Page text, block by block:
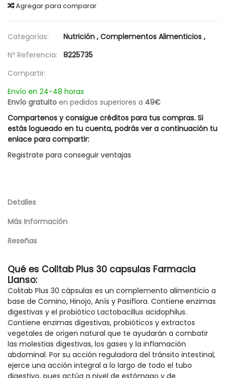
Agregar para comparar
Categorías: Nutrición , Complementos Alimenticios ,
Nº Referencia:
8225735
Compartir:
Envío en 24-48 horas
Envío gratuito en pedidos superiores a 49€
Compartenos y consigue créditos para tus compras. Si
estás logueado en tu cuenta, podrás ver a continuación tu
enlace para compartir:
Registrate para conseguir ventajas
Detalles
Más Información
Reseñas
Qué es Colitab Plus 30 capsulas Farmacia
Llanso:
Colitab Plus 30 cápsulas es un complemento alimenticio a
base de Comino, Hinojo, Anís y Pasiflora. Contiene enzimas
digestivas y el probiótico Lactobacillus acidophilus.​
Contiene enzimas digestivas, probióticos y extractos
vegetales de origen natural que te ayudarán a combatir
las molestias digestivas, los gases y la inflamación
abdominal. Por su acción reguladora del tránsito intestinal,
ejerce una acción integral a lo largo de todo el tubo
digestivo, pues actúa a nivel de estómago y de